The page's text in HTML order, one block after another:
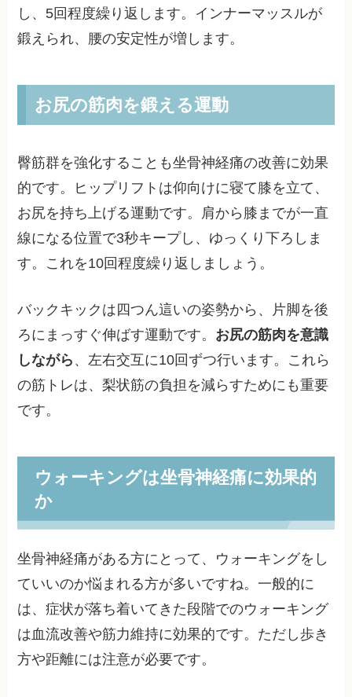
し、5回程度繰り返します。インナーマッスルが
鍛えられ、腰の安定性が増します。
お尻の筋肉を鍛える運動
臀筋群を強化することも坐骨神経痛の改善に効果
的です。ヒップリフトは仰向けに寝て膝を立て、
お尻を持ち上げる運動です。肩から膝までが一直
線になる位置で3秒キープし、ゆっくり下ろしま
す。これを10回程度繰り返しましょう。
バックキックは四つん這いの姿勢から、片脚を後
ろにまっすぐ伸ばす運動です。 お尻の筋肉を意識
しながら 、左右交互に10回ずつ行います。これら
の筋トレは、梨状筋の負担を減らすためにも重要
です。
ウォーキングは坐骨神経痛に効果的
か
坐骨神経痛がある方にとって、ウォーキングをし
ていいのか悩まれる方が多いですね。一般的に
は、症状が落ち着いてきた段階でのウォーキング
は血流改善や筋力維持に効果的です。ただし歩き
方や距離には注意が必要です。